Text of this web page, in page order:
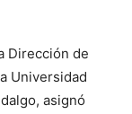
Dirección de
Universidad
asignó